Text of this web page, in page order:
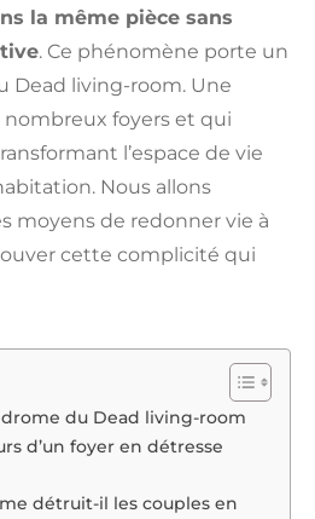
la même pièce sans
. Ce phénomène porte un
Dead living-room. Une
foyers et qui
l’espace de vie
Nous allons
moyens de redonner vie à
cette complicité qui
du Dead living-room
d’un foyer en détresse
détruit-il les couples en